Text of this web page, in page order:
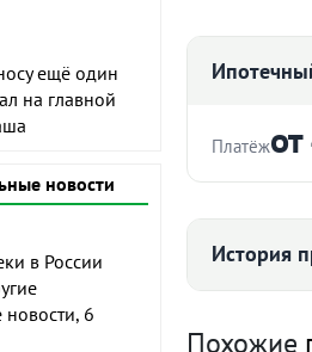
ещё один
на главной
новости
в России
6
Объект №
квартира в
В квартире
Платёж
История
Похожие